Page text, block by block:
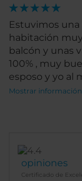
Estuvimos
habitación
balcón y unas
100% , muy
esposo y yo al
elección ,
Mostrar información
opiniones
Certificado de